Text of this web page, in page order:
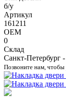
б/у
Артикул
161211
OEM
0
Склад
Санкт-Петербург
Позвоните нам, чтобы